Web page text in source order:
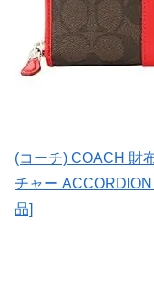
(コーチ) COACH 財
チャー
品]